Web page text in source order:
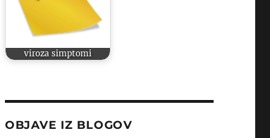
viroza simptomi
OBJAVE IZ BLOGOV